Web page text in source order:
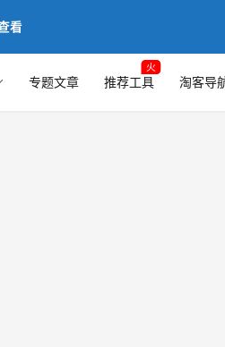
看
专题文章 推荐工具
火
淘客导